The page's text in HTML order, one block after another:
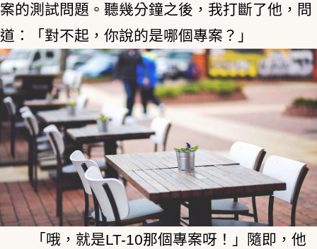
案的測試問題。聽幾分鐘之後，我打斷了他，問
道：「對不起，你說的是哪個專案？」
「哦，就是LT-10那個專案呀！」隨即，他